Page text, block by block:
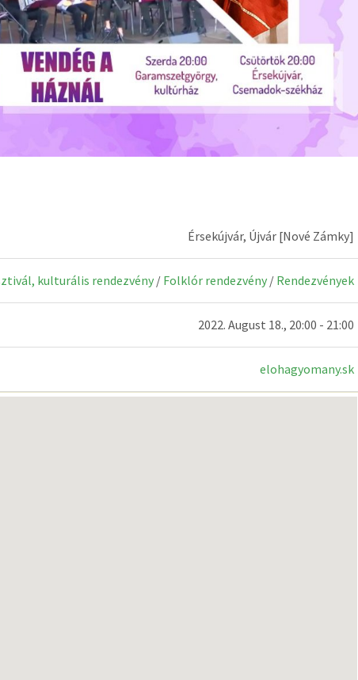
Érsekújvár, Újvár [Nové Zámky]
kulturális rendezvény / Folklór rendezvény / Rendezvények
2022. August 18., 20:00 - 21:00
elohagyomany.sk